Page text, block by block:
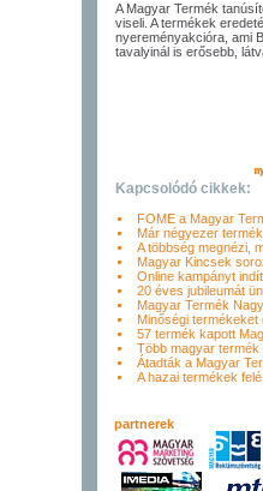
A Magyar Termék
viseli. A termékek
nyereményakcióra, ami
tavalyinál is erősebb,
Kapcsolódó cikkek:
FOME a Magyar
Már négyezer
A többség megnézi,
Magyar Kincsek
Online kampányt
20 éves jubileumát
Magyar Termék
Minőségi termékeket
57 termék kapott
Több magyar termék
Átadták a Magyar
A hazai termékek
partnerek